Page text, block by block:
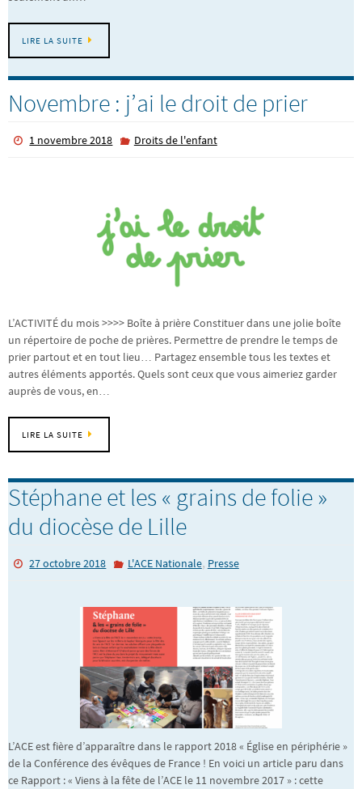
LIRE LA SUITE
Novembre : j’ai le droit de prier
1 novembre 2018 Droits de l'enfant
L’ACTIVITÉ du mois >>>> Boîte à prière Constituer dans une jolie boîte
un répertoire de poche de prières. Permettre de prendre le temps de
prier partout et en tout lieu… Partagez ensemble tous les textes et
autres éléments apportés. Quels sont ceux que vous aimeriez garder
auprès de vous, en…
LIRE LA SUITE
Stéphane et les « grains de folie »
du diocèse de Lille
27 octobre 2018 L'ACE Nationale, Presse
L’ACE est fière d’apparaître dans le rapport 2018 « Église en périphérie »
de la Conférence des évêques de France ! En voici un article paru dans
ce Rapport : « Viens à la fête de l’ACE le 11 novembre 2017 » : cette